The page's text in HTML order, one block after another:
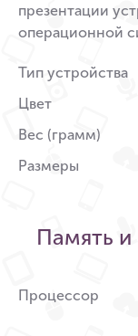
презентации
операционной
Тип устройства
Цвет
Вес (грамм)
Размеры
Память
Процессор